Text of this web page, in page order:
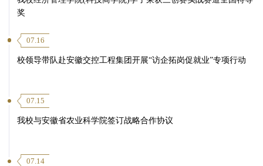
奖
07.16
校领导带队赴安徽交控工程集团开展“访企拓岗促就业”专项行动
07.15
我校与安徽省农业科学院签订战略合作协议
07.14